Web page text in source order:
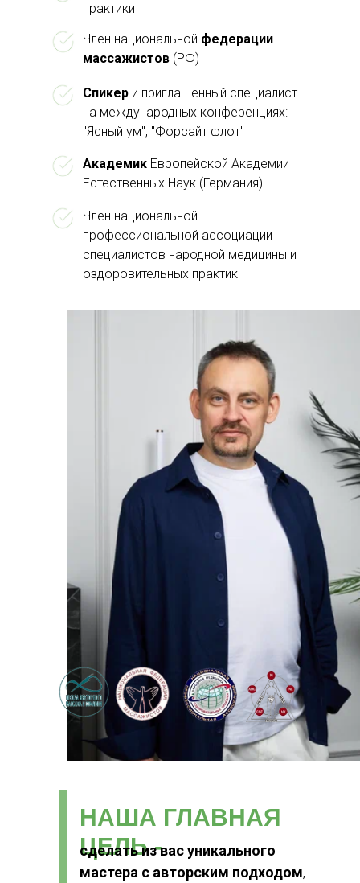
практики
Член национальной федерации
массажистов (РФ)
Спикер и приглашенный специалист
на международных конференциях:
"Ясный ум", "Форсайт флот"
Академик Европейской Академии
Естественных Наук (Германия)
Член национальной
профессиональной ассоциации
специалистов народной медицины и
оздоровительных практик
НАША ГЛАВНАЯ
ЦЕЛЬ -
сделать из вас уникального
мастера с авторским подходом,